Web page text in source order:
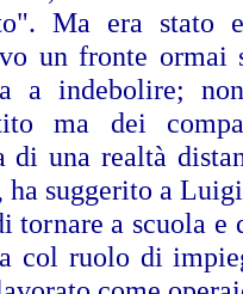
Ma era stato
un fronte ormai
a indebolire;
ma dei
di una realtà
ha suggerito a
tornare a scuola
col ruolo di